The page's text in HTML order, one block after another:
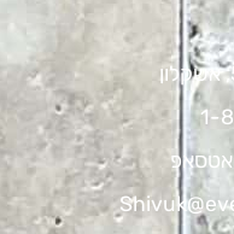
1-